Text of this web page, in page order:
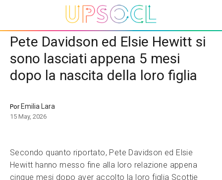
Pete Davidson ed Elsie Hewitt si
sono lasciati appena 5 mesi
dopo la nascita della loro figlia
Por Emilia Lara
15 May, 2026
Secondo quanto riportato, Pete Davidson ed Elsie
Hewitt hanno messo fine alla loro relazione appena
cinque mesi dopo aver accolto la loro figlia Scottie